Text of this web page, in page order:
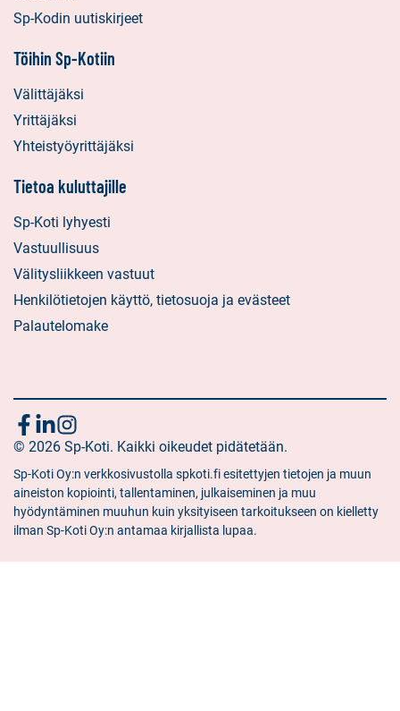
Sp-Kodin uutiskirjeet
Töihin Sp-Kotiin
Välittäjäksi
Yrittäjäksi
Yhteistyöyrittäjäksi
Tietoa kuluttajille
Sp-Koti lyhyesti
Vastuullisuus
Välitysliikkeen vastuut
Henkilötietojen käyttö, tietosuoja ja evästeet
Palautelomake
Seuraa
meitä
Sosiaalinen
media:
facebook
Sosiaalinen
media:
linkedin
Sosiaalinen
media:
instagram
© 2026 Sp-Koti. Kaikki oikeudet pidätetään.
Sp-Koti Oy:n verkkosivustolla spkoti.fi esitettyjen tietojen ja muun
aineiston kopiointi, tallentaminen, julkaiseminen ja muu
hyödyntäminen muuhun kuin yksityiseen tarkoitukseen on kielletty
ilman Sp-Koti Oy:n antamaa kirjallista lupaa.